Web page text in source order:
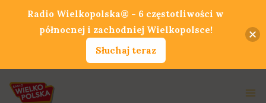
Radio Wielkopolska® - 6 częstotliwości w
północnej i zachodniej Wielkopolsce!
Słuchaj teraz